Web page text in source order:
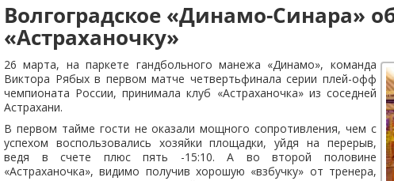
Волгоградское «Динамо-Синара»
«Астраханочку»
26 марта, на паркете гандбольного манежа «Динамо», команда
Виктора Рябых в первом матче четвертьфинала серии плей-офф
чемпионата России, принимала клуб «Астраханочка» из соседней
Астрахани.
В первом тайме гости не оказали мощного сопротивления, чем с
успехом воспользовались хозяйки площадки, уйдя на перерыв,
ведя в счете плюс пять -15:10. А во второй половине
«Астраханочка», видимо получив хорошую «взбучку» от тренера,